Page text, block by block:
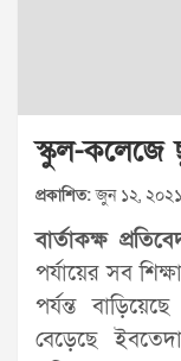
স্কুল-কলেজে
প্রকাশিত:জুন ১২,
বার্তাকক্ষ
পর্যায়ের সব
পর্যন্ত
বেড়েছে